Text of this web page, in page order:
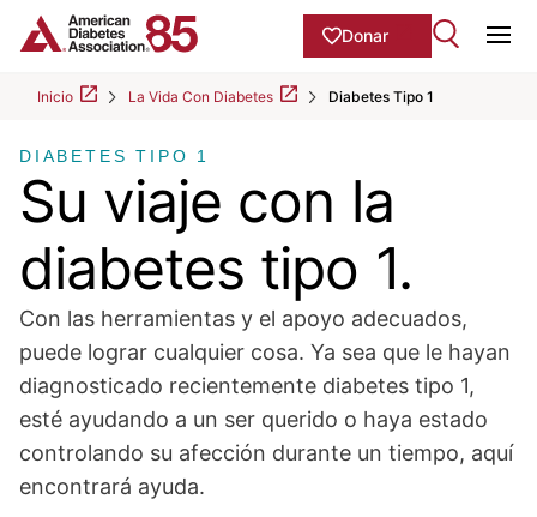
Skip to Main content
Donar
Inicio La Vida Con Diabetes Diabetes Tipo 1
main
content
DIABETES TIPO 1
Su viaje con la
diabetes tipo 1.
Con las herramientas y el apoyo adecuados,
puede lograr cualquier cosa. Ya sea que le hayan
diagnosticado recientemente diabetes tipo 1,
esté ayudando a un ser querido o haya estado
controlando su afección durante un tiempo, aquí
encontrará ayuda.